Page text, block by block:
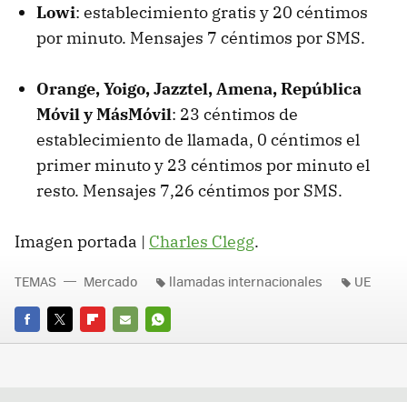
Lowi: establecimiento gratis y 20 céntimos
por minuto. Mensajes 7 céntimos por SMS.
Orange, Yoigo, Jazztel, Amena, República
Móvil y MásMóvil: 23 céntimos de
establecimiento de llamada, 0 céntimos el
primer minuto y 23 céntimos por minuto el
resto. Mensajes 7,26 céntimos por SMS.
Imagen portada | Charles Clegg.
FACEBOOK
TWITTERFLIPBOARD
E-
WHATSAPP
TEMAS Mercado llamadas internacionales UE